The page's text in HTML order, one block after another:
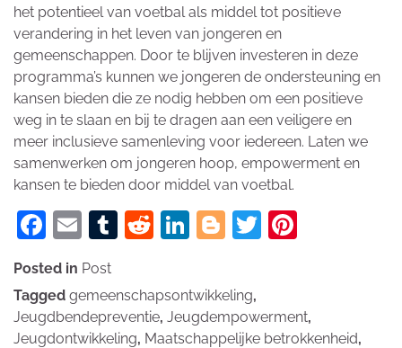
het potentieel van voetbal als middel tot positieve
verandering in het leven van jongeren en
gemeenschappen. Door te blijven investeren in deze
programma’s kunnen we jongeren de ondersteuning en
kansen bieden die ze nodig hebben om een positieve
weg in te slaan en bij te dragen aan een veiligere en
meer inclusieve samenleving voor iedereen. Laten we
samenwerken om jongeren hoop, empowerment en
kansen te bieden door middel van voetbal.
Facebook
EmailTumblr
Reddit
LinkedIn
Blogger
Twitter
Posted in Post
Tagged gemeenschapsontwikkeling,
Jeugdbendepreventie, Jeugdempowerment,
Jeugdontwikkeling, Maatschappelijke betrokkenheid,